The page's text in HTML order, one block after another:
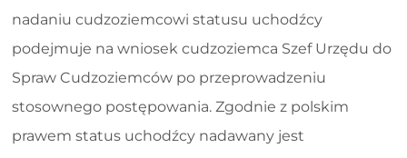
nadaniu cudzoziemcowi statusu uchodźcy
podejmuje na wniosek cudzoziemca Szef Urzędu do
Spraw Cudzoziemców po przeprowadzeniu
stosownego postępowania. Zgodnie z polskim
prawem status uchodźcy nadawany jest